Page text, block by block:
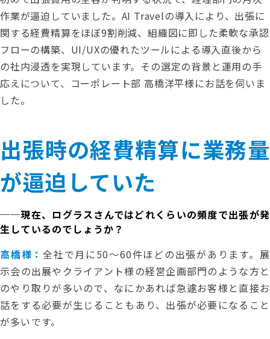
作業が逼迫していました。AI Travelの導入により、出張に
関する経費精算をほぼ9割削減、組織図に即した柔軟な承認
フローの構築、UI/UXの優れたツールによる導入直後から
の社内浸透を実現しています。その選定の背景と運用の手
応えについて、コーポレート部 高橋洋平様にお話を伺いま
した。
出張時の経費精算に業務量
が逼迫していた
──現在、ログラスさんではどれくらいの頻度で出張が発
生しているのでしょうか？
高橋様：全社で月に50〜60件ほどの出張があります。展
示会の出展やクライアント様の経営企画部門のような方と
のやり取りが多いので、なにかあれば急遽お客様と直接お
話をする必要が生じることもあり、出張が必要になること
が多いです。